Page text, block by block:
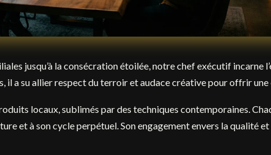
jusqu’à la consécration étoilée, notre chef exécutif incarne
il a su allier respect du terroir et audace créative pour offrir
locaux, sublimés par des techniques contemporaines.
et à son cycle perpétuel. Son engagement envers la qualité